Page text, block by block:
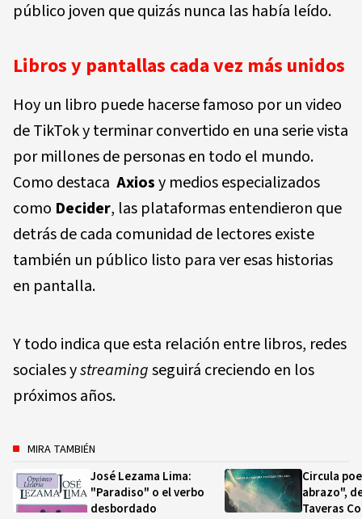
público joven que quizás nunca las había leído.
Libros y pantallas cada vez más unidos
Hoy un libro puede hacerse famoso por un video
de TikTok y terminar convertido en una serie vista
por millones de personas en todo el mundo.
Como destaca Axiosy medios especializados
como Decider, las plataformas entendieron que
detrás de cada comunidad de lectores existe
también un público listo para ver esas historias
en pantalla.
Y todo indica que esta relación entre libros, redes
sociales ystreamingseguirá creciendo en los
próximos años.
MIRA TAMBIÉN
José Lezama Lima:
"Paradiso" o el verbo
desbordado
Circula
abrazo",
Taveras